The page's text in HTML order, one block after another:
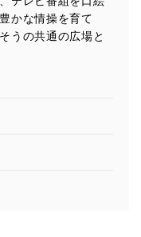
かな情操を育て
うの共通の広場と